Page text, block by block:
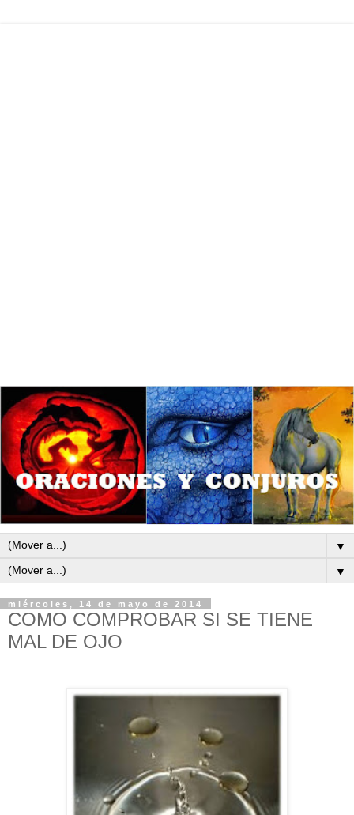
▼
▼
miércoles, 14 de mayo de 2014
COMO COMPROBAR SI SE TIENE
MAL DE OJO